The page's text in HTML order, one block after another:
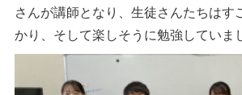
さんが講師となり、生徒さんたちはす
かり、そして楽しそうに勉強してい